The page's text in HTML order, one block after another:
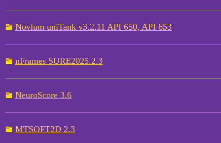
Novlum uniTank v3.2.11 API 650, API 653
nFrames SURE2025.2.3
NeuroScore 3.6
MTSOFT2D 2.3